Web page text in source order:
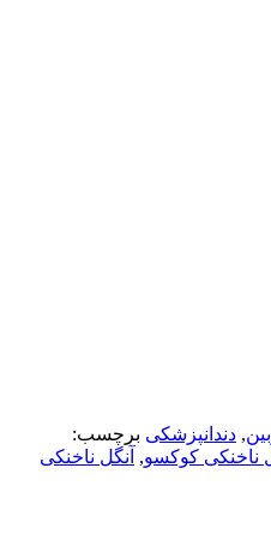
, دندانپزشکی برچسب:
ناخنکی کوکسو, آنگل ناخنکی